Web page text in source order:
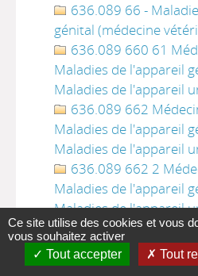
636.089 66 -
génital (médecine
636.089 660 61
Maladies de l'appareil
Maladies de l'appareil
636.089 662
Maladies de l'appareil
Maladies de l'appareil
636.089 662 2
Maladies de l'appareil
Maladies de l'appareil
636.089 665
Maladies de l'appareil
636.089 67
Ce site utilise des cookies et vous
vous souhaitez activer
Tout accepter
Tout